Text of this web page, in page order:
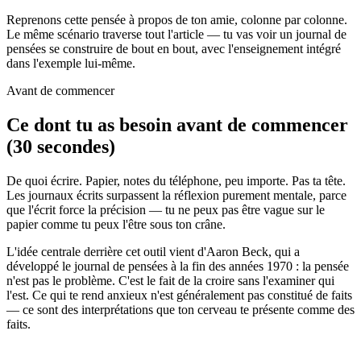
Reprenons cette pensée à propos de ton amie, colonne par colonne.
Le même scénario traverse tout l'article — tu vas voir un journal de
pensées se construire de bout en bout, avec l'enseignement intégré
dans l'exemple lui-même.
Avant de commencer
Ce dont tu as besoin avant de commencer
(30 secondes)
De quoi écrire. Papier, notes du téléphone, peu importe. Pas ta tête.
Les journaux écrits surpassent la réflexion purement mentale, parce
que l'écrit force la précision — tu ne peux pas être vague sur le
papier comme tu peux l'être sous ton crâne.
L'idée centrale derrière cet outil vient d'Aaron Beck, qui a
développé le journal de pensées à la fin des années 1970 : la pensée
n'est pas le problème. C'est le fait de la croire sans l'examiner qui
l'est. Ce qui te rend anxieux n'est généralement pas constitué de faits
— ce sont des interprétations que ton cerveau te présente comme des
faits.